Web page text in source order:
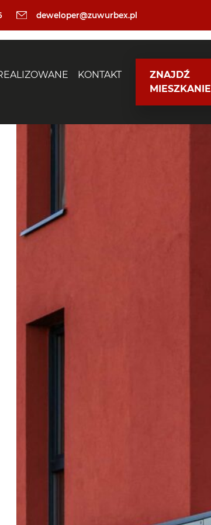
deweloper@zuwurbex.pl
KONTAKT
ZNAJDŹ
MIESZKANIE